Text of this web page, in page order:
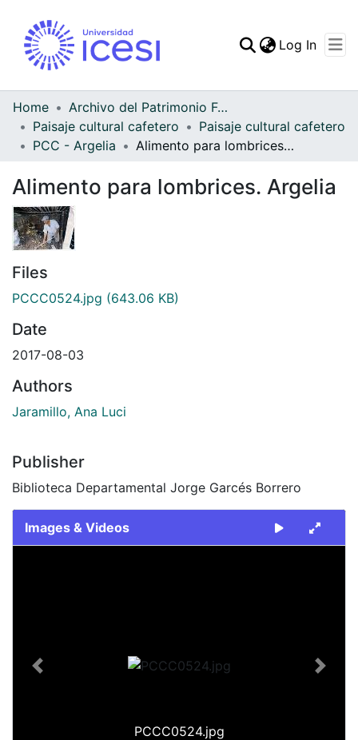
Statistics
Log In
Home
Archivo del Patrimonio Fotográfico y Fílmico del Valle del Cauca
Paisaje cultural cafetero
Paisaje cultural cafetero
PCC - Argelia
Alimento para lombrices. Argelia
Alimento para lombrices. Argelia
Files
PCCC0524.jpg (643.06 KB)
Date
2017-08-03
Authors
Jaramillo, Ana Luci
Publisher
Biblioteca Departamental Jorge Garcés Borrero
Images & Videos
PCCC0524.jpg
Previous Next